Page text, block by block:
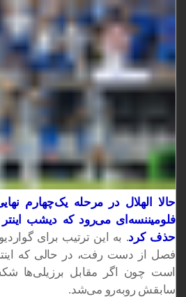
حالا الهلال در مرحله یک‌چهارم
فلومیننسه‌ای می‌رود که دیشب اینتر
حذف کرد. به این ترتیب برای
فصل از دست رفت، در حالی که
است چون اگر مقابل برزیلی‌ها
سابقش روبه‌رو می‌شد.